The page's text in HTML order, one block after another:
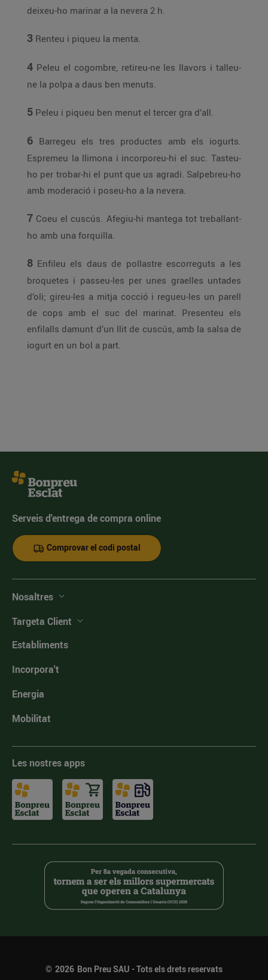
deixeu-ho marinar a la nevera 2 h.
3 Renteu i piqueu la menta.
4 Peleu el cogombre, retireu-ne les llavors i talleu-
ne la polpa a daus ben menuts.
5 Peleu i piqueu ben menut el tercer gra d’all.
6 Barregeu els tres productes amb els iogurts.
Espremeu la llimona i incorporeu-hi el suc. Tasteu-
ho per trobar-hi el punt que us agradi. Salpebreu-ho
amb moderació i poseu-ho a la nevera.
7 Coeu el cuscús. Afegiu-hi mantega tot treballant-
ho amb una forquilla.
8 Enfileu els daus de pollastre escorreguts a les
broquetes i passeu-les per unes graelles untades
d’oli; gireu-les a mitja cocció i regueu-les un parell
de cops amb el suc del marinat. Presenteu els
enfilalls damunt d’un llit de cuscús, amb la salsa de
iogurt en un bol a part.
Serveis d'entrega de compra online
Comprovar el codi postal
Nosaltres
Targeta Client
Establiments
Incorpora't
Energia
Mobilitat
Les nostres apps
© 2026 Bon Preu SAU - Tots els drets reservats